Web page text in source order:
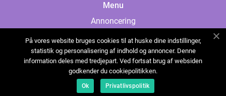
Menu
Annoncering
Cookies
Kontakt os
Sitemap
På vores website bruges cookies til at huske dine indstillinger,
statistik og personalisering af indhold og annoncer. Denne
information deles med tredjepart. Ved fortsat brug af websiden
godkender du cookiepolitikken.
Ok Privatlivspolitik